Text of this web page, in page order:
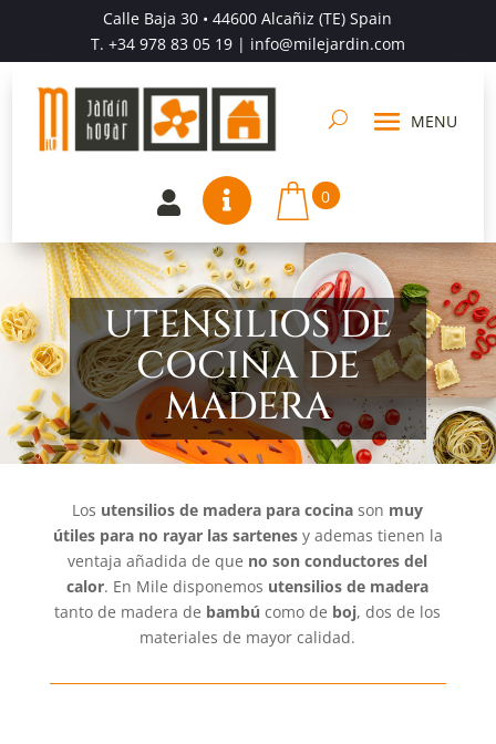
Calle Baja 30 • 44600 Alcañiz (TE) Spain
T. +34 978 83 05 19| info@milejardin.com
  0
UTENSILIOS DE
COCINA DE
MADERA
Los utensilios de madera para cocina son muy
útiles para no rayar las sartenesy ademas tienen la
ventaja añadida de que no son conductores del
calor. En Mile disponemos utensilios de madera
tanto de madera de bambú como de boj, dos de los
materiales de mayor calidad.